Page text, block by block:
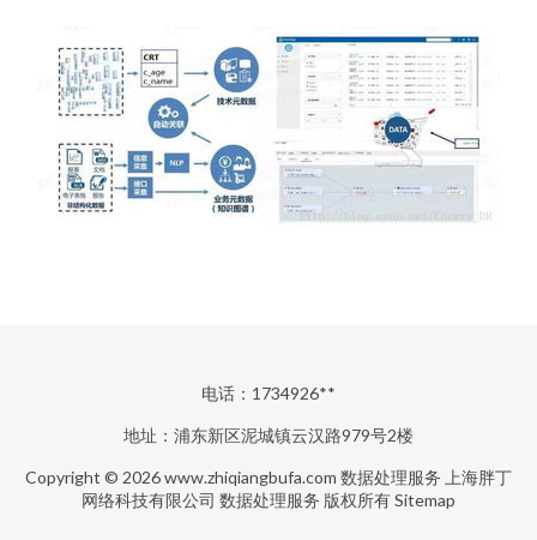
电话：1734926**
地址：浦东新区泥城镇云汉路979号2楼
Copyright © 2026www.zhiqiangbufa.com 数据处理服务 上海胖丁
网络科技有限公司 数据处理服务 版权所有Sitemap